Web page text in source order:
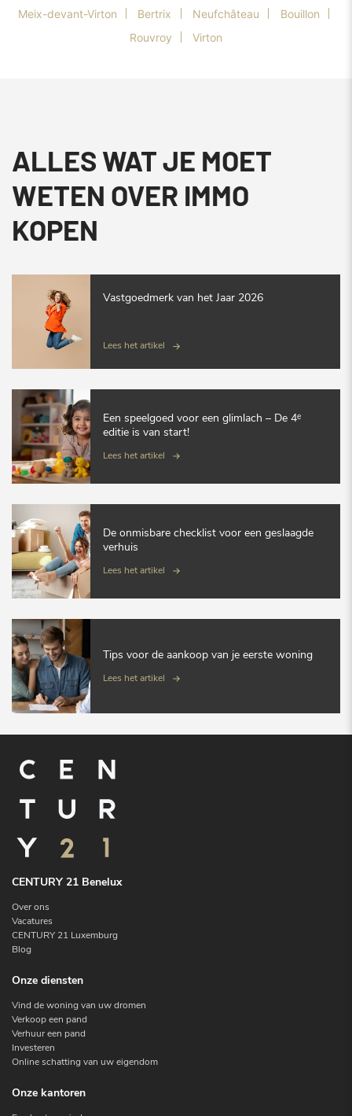
Meix-devant-Virton
Bertrix Neufchâteau
Bouillon
Rouvroy
Virton
ALLES WAT JE MOET
WETEN OVER IMMO
KOPEN
Vastgoedmerk van het Jaar 2026
Lees het artikel
Een speelgoed voor een glimlach – De 4ᵉ
editie is van start!
Lees het artikel
De onmisbare checklist voor een geslaagde
verhuis
Lees het artikel
Tips voor de aankoop van je eerste woning
Lees het artikel
CENTURY 21 Benelux
Over ons
Vacatures
CENTURY 21 Luxemburg
Blog
Onze diensten
Vind de woning van uw dromen
Verkoop een pand
Verhuur een pand
Investeren
Online schatting van uw eigendom
Onze kantoren